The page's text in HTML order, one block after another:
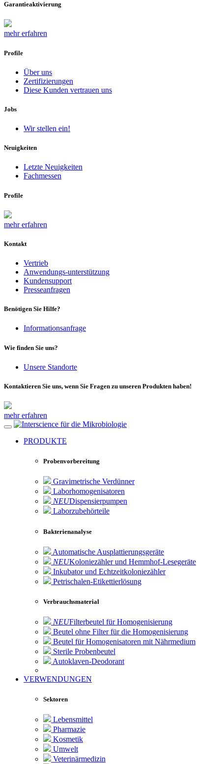
Garantieaktivierung
mehr erfahren
Profile
Über uns
Zertifizierungen
Diese Kunden vertrauen uns
Jobs
Wir stellen ein!
Neuigkeiten
Letzte Neuigkeiten
Fachmessen
Profile
mehr erfahren
Kontakt
Vertrieb
Anwendungs-unterstützung
Kundensupport
Presseanfragen
Benötigen Sie Hilfe?
Informationsanfrage
Wie finden Sie uns?
Unsere Standorte
Kontaktieren Sie uns, wenn Sie Fragen zu unseren Produkten haben!
mehr erfahren
für die Mikrobiologie
PRODUKTE
Probenvorbereitung
Gravimetrische Verdünner
Laborhomogenisatoren
NEUDispensierpumpen
Laborzubehörteile
Bakterienanalyse
Automatische Ausplattierungsgeräte
NEUKoloniezähler und Hemmhof-Lesegeräte
Inkubator und Echtzeitkoloniezähler
Petrischalen-Etikettierlösung
Verbrauchsmaterial
NEUFilterbeutel für Homogenisierung
Beutel ohne Filter für die Homogenisierung
Beutel für Homogenisatoren mit Nährmedium
Sterile Probenbeutel
Autoklaven-Deodorant
VERWENDUNGEN
Sektoren
Lebensmittel
Pharmazie
Kosmetik
Umwelt
Veterinärmedizin